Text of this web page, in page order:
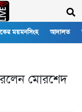
ময়মনসিংহ আদালত
মোরশেদ